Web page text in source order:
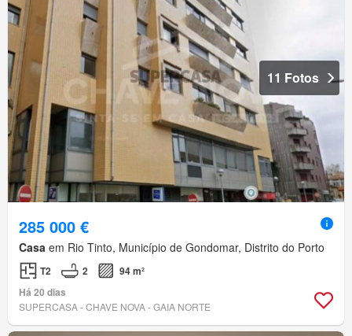
11 Fotos
285 000 €
Casa em Rio Tinto, Município de Gondomar, Distrito do Porto
T2 2
94 m²
Há 20 dias
SUPERCASA - CHAVE NOVA - GAIA NORTE